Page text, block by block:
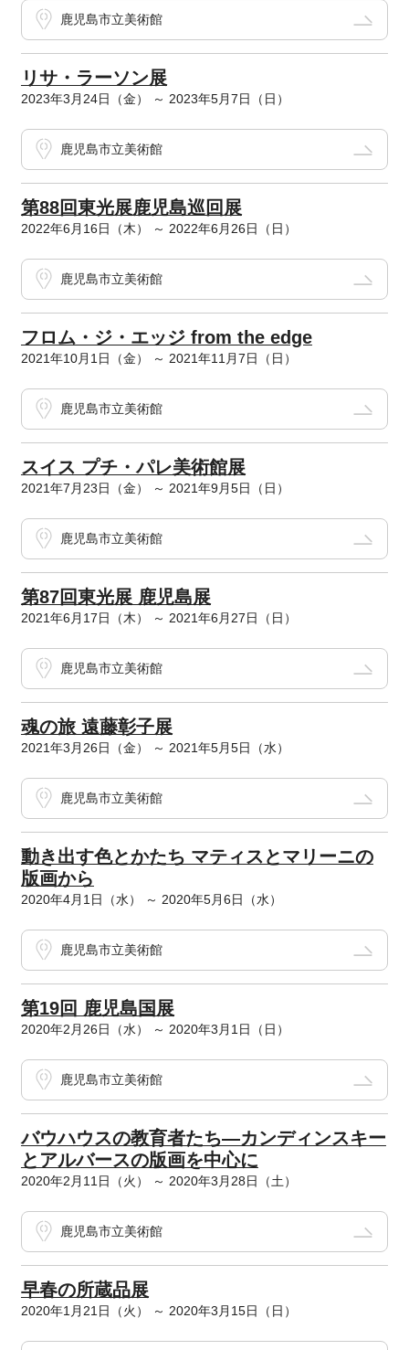
鹿児島市立美術館
リサ・ラーソン展
2023年3月24日（金） ～ 2023年5月7日（日）
鹿児島市立美術館
第88回東光展鹿児島巡回展
2022年6月16日（木） ～ 2022年6月26日（日）
鹿児島市立美術館
フロム・ジ・エッジ from the edge
2021年10月1日（金） ～ 2021年11月7日（日）
鹿児島市立美術館
スイス プチ・パレ美術館展
2021年7月23日（金） ～ 2021年9月5日（日）
鹿児島市立美術館
第87回東光展 鹿児島展
2021年6月17日（木） ～ 2021年6月27日（日）
鹿児島市立美術館
魂の旅 遠藤彰子展
2021年3月26日（金） ～ 2021年5月5日（水）
鹿児島市立美術館
動き出す色とかたち マティスとマリーニの
版画から
2020年4月1日（水） ～ 2020年5月6日（水）
鹿児島市立美術館
第19回 鹿児島国展
2020年2月26日（水） ～ 2020年3月1日（日）
鹿児島市立美術館
バウハウスの教育者たち―カンディンスキー
とアルバースの版画を中心に
2020年2月11日（火） ～ 2020年3月28日（土）
鹿児島市立美術館
早春の所蔵品展
2020年1月21日（火） ～ 2020年3月15日（日）